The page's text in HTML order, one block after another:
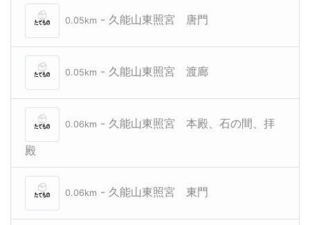
0.05km - 久能山東照宮 唐門
0.05km - 久能山東照宮 渡廊
0.06km - 久能山東照宮 本殿、石の間、拝
殿
0.06km - 久能山東照宮 東門